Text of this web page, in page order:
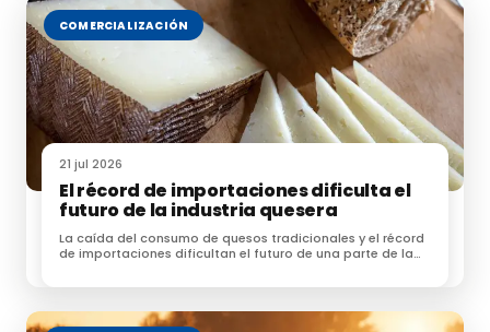
reguladora, y fomentando una aplicación
homogénea de las ayudas de la PAC en todo el
territorio del Estado.
Lasayudas de las PAC se financiana través de
FEAGA(Fondo Europeo Agrícola de Garantía Agraria)
yFEADER
Rural).
Fuente: agrodigital.com, mapa.gob.es, fega.es
COMERCIALIZACIÓN
21 jul 2026
El récord de importaciones dificulta el
futuro de la industria quesera
La caída del consumo de quesos tradicionales y el récord
de importaciones dificultan el futuro de una parte de la